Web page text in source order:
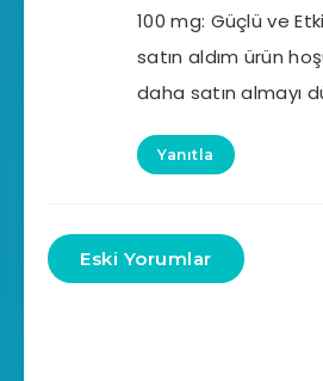
100 mg: Güçlü ve
satın aldım ürün
daha satın almayı
Yanıtla
Eski Yorumlar